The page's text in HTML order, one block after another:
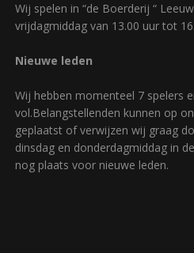
Wij spelen in “de Boerderij “
vrijdagmiddag van 13.00 uur tot
Nieuwe leden
Wij hebben momenteel 7 spelers
vol.Belangstellenden kunnen op
geplaatst of verwijzen wij graag
dinsdag en donderdagmiddag in
nog plaats voor nieuwe leden.